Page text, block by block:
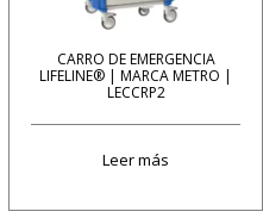
CARRO DE EMERGENCIA
LIFELINE® | MARCA METRO |
LECCRP2
Leer más